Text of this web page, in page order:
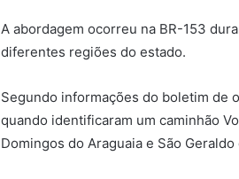
A abordagem ocorreu na BR-153
diferentes regiões do estado.
Segundo informações do boletim de
quando identificaram um caminhão
Domingos do Araguaia e São Geraldo